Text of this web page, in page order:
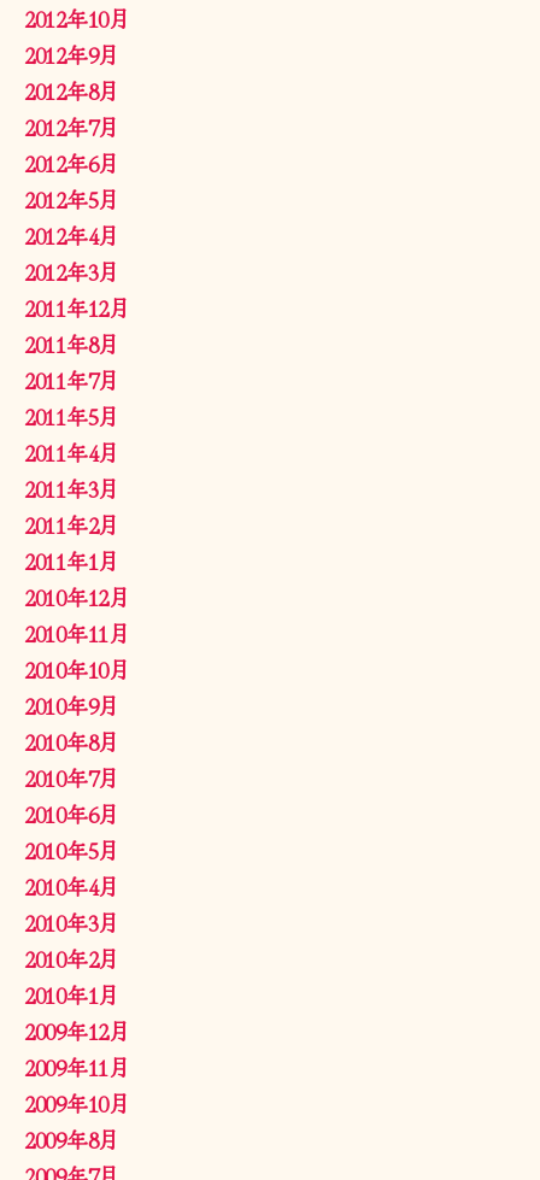
2012年10月
2012年9月
2012年8月
2012年7月
2012年6月
2012年5月
2012年4月
2012年3月
2011年12月
2011年8月
2011年7月
2011年5月
2011年4月
2011年3月
2011年2月
2011年1月
2010年12月
2010年11月
2010年10月
2010年9月
2010年8月
2010年7月
2010年6月
2010年5月
2010年4月
2010年3月
2010年2月
2010年1月
2009年12月
2009年11月
2009年10月
2009年8月